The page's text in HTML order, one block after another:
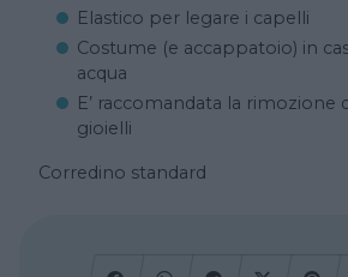
Elastico per legare i capelli
Costume (e accappatoio) in
acqua
E’ raccomandata la rimozione
gioielli
Corredino standard